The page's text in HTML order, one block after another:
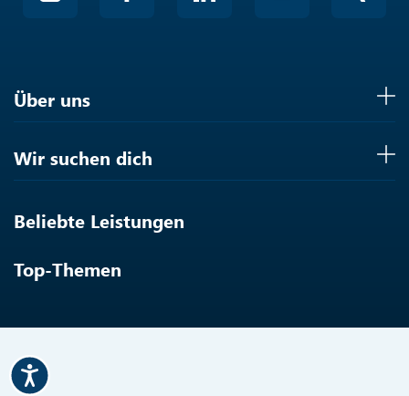
Über uns
Wir suchen dich
Beliebte Leistungen
Top-Themen